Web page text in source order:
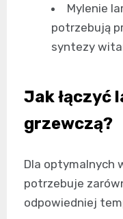
Mylenie
potrzebują
syntezy
Jak łączyć
grzewczą?
Dla optymalnych
potrzebuje
odpowiedniej